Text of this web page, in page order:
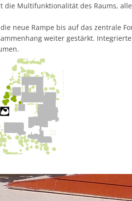
Multifunktionalität des Raums,
neue Rampe bis auf das zentrale
weiter gestärkt.